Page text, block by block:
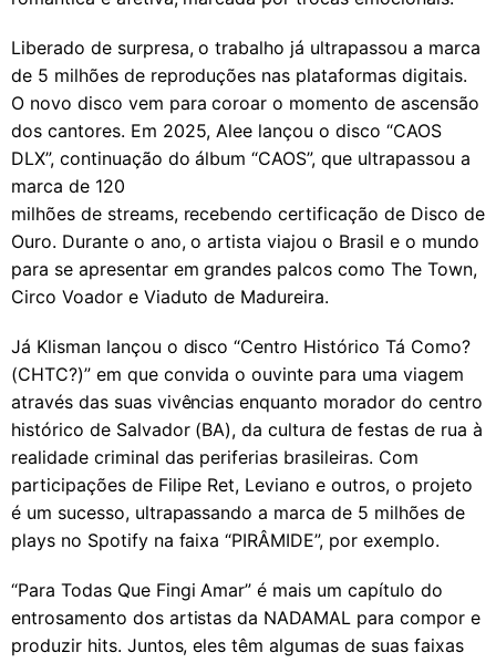
Liberado de surpresa, o trabalho já ultrapassou a marca
de 5 milhões de reproduções nas plataformas digitais.
O novo disco vem para coroar o momento de ascensão
dos cantores. Em 2025, Alee lançou o disco “CAOS
DLX”, continuação do álbum “CAOS”, que ultrapassou a
marca de 120
milhões de streams, recebendo certificação de Disco de
Ouro. Durante o ano, o artista viajou o Brasil e o mundo
para se apresentar em grandes palcos como The Town,
Circo Voador e Viaduto de Madureira.
Já Klisman lançou o disco “Centro Histórico Tá Como?
(CHTC?)” em que convida o ouvinte para uma viagem
através das suas vivências enquanto morador do centro
histórico de Salvador (BA), da cultura de festas de rua à
realidade criminal das periferias brasileiras. Com
participações de Filipe Ret, Leviano e outros, o projeto
é um sucesso, ultrapassando a marca de 5 milhões de
plays no Spotify na faixa “PIRÂMIDE”, por exemplo.
“Para Todas Que Fingi Amar” é mais um capítulo do
entrosamento dos artistas da NADAMAL para compor e
produzir hits. Juntos, eles têm algumas de suas faixas